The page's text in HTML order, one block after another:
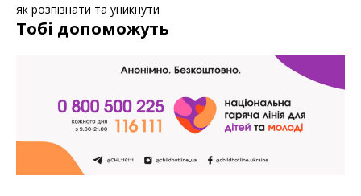
як розпізнати та уникнути
Тобі допоможуть